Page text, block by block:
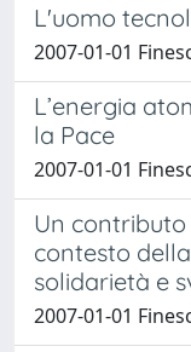
L'uomo
2007-01-01
L’energia
la Pace
2007-01-01
Un
contesto
solidarietà e
2007-01-01